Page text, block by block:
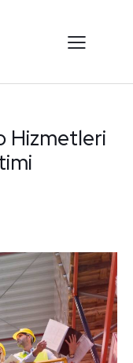
Hizmetleri